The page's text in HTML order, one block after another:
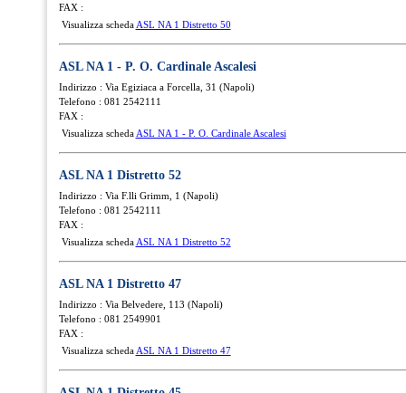
FAX :
Visualizza scheda ASL NA 1 Distretto 50
ASL NA 1 - P. O. Cardinale Ascalesi
Indirizzo : Via Egiziaca a Forcella, 31 (Napoli)
Telefono : 081 2542111
FAX :
Visualizza scheda ASL NA 1 - P. O. Cardinale Ascalesi
ASL NA 1 Distretto 52
Indirizzo : Via F.lli Grimm, 1 (Napoli)
Telefono : 081 2542111
FAX :
Visualizza scheda ASL NA 1 Distretto 52
ASL NA 1 Distretto 47
Indirizzo : Via Belvedere, 113 (Napoli)
Telefono : 081 2549901
FAX :
Visualizza scheda ASL NA 1 Distretto 47